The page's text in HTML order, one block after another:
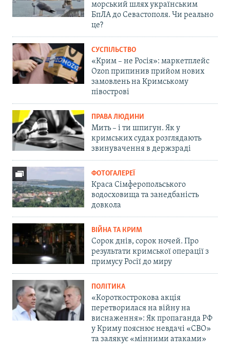
морський шлях українським
БпЛА до Севастополя. Чи реально
це?
СУСПІЛЬСТВО
«Крим – не Росія»: маркетплейс
Ozon припинив прийом нових
замовлень на Кримському
півострові
ПРАВА ЛЮДИНИ
Мить – і ти шпигун. Як у
кримських судах розглядають
звинувачення в держзраді
ФОТОГАЛЕРЕЇ
Краса Сімферопольського
водосховища та занедбаність
довкола
ВІЙНА ТА КРИМ
Сорок днів, сорок ночей. Про
результати кримської операції з
примусу Росії до миру
ПОЛІТИКА
«Короткострокова акція
перетворилася на війну на
виснаження»: Як пропаганда РФ
у Криму пояснює невдачі «СВО»
та залякує «мінними атаками»